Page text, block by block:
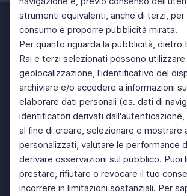
strumenti equivalenti, anche di terzi, per
consumo e proporre pubblicità mirata.
Per quanto riguarda la pubblicità, dietro
Rai e terzi selezionati possono
geolocalizzazione, l'identificativo del
archiviare e/o accedere a informazioni
elaborare dati personali (es. dati di
identificatori derivati dall'autenticazione,
al fine di creare, selezionare e mostrare
personalizzati, valutare le performance
derivare osservazioni sul pubblico. Puoi
prestare, rifiutare o revocare il tuo
incorrere in limitazioni sostanziali. Per